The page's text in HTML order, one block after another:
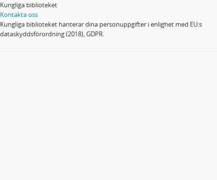
Kungliga biblioteket
Kontakta oss
Kungliga biblioteket hanterar dina personuppgifter i enlighet med EU:s
dataskyddsförordning (2018), GDPR.